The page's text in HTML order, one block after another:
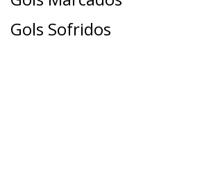
Gols Sofridos